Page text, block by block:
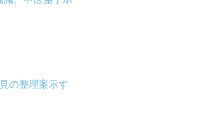
の整理案示す